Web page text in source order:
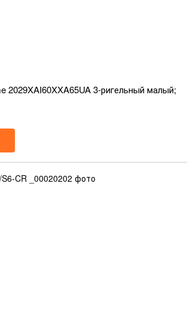
2029XAI60XXA65UA 3-ригельный малый;